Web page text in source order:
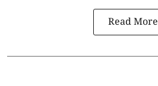
Read More